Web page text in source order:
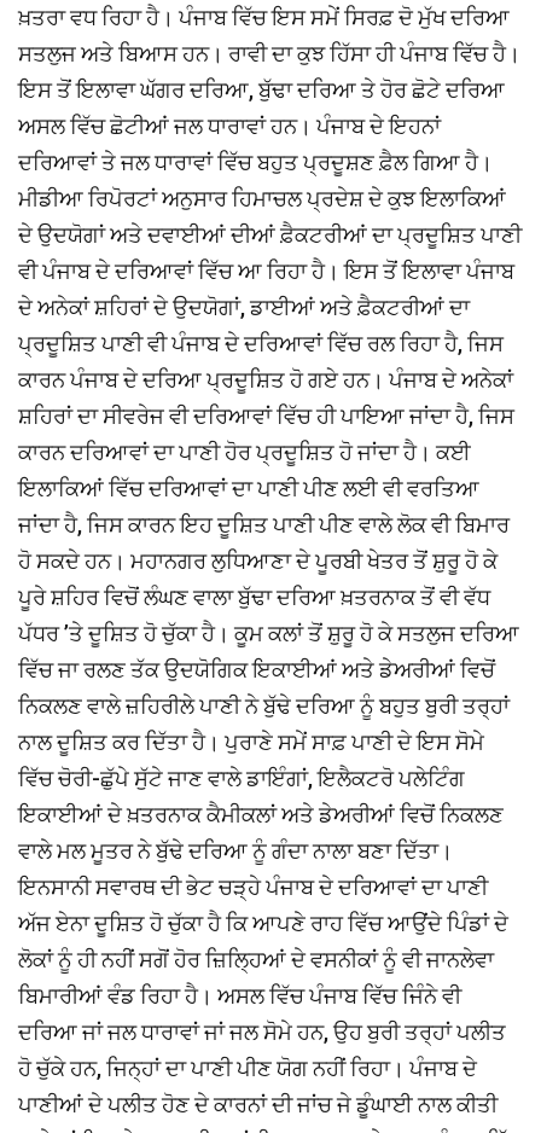
ਖ਼ਤਰਾ ਵਧ ਰਿਹਾ ਹੈ। ਪੰਜਾਬ ਵਿੱਚ ਇਸ ਸਮੇਂ ਸਿਰਫ਼ ਦੋ ਮੁੱਖ ਦਰਿਆ
ਸਤਲੁਜ ਅਤੇ ਬਿਆਸ ਹਨ। ਰਾਵੀ ਦਾ ਕੁਝ ਹਿੱਸਾ ਹੀ ਪੰਜਾਬ ਵਿੱਚ ਹੈ।
ਇਸ ਤੋਂ ਇਲਾਵਾ ਘੱਗਰ ਦਰਿਆ, ਬੁੱਢਾ ਦਰਿਆ ਤੇ ਹੋਰ ਛੋਟੇ ਦਰਿਆ
ਅਸਲ ਵਿੱਚ ਛੋਟੀਆਂ ਜਲ ਧਾਰਾਵਾਂ ਹਨ। ਪੰਜਾਬ ਦੇ ਇਹਨਾਂ
ਦਰਿਆਵਾਂ ਤੇ ਜਲ ਧਾਰਾਵਾਂ ਵਿੱਚ ਬਹੁਤ ਪ੍ਰਦੂਸ਼ਣ ਫ਼ੈਲ ਗਿਆ ਹੈ।
ਮੀਡੀਆ ਰਿਪੋਰਟਾਂ ਅਨੁਸਾਰ ਹਿਮਾਚਲ ਪ੍ਰਦੇਸ਼ ਦੇ ਕੁਝ ਇਲਾਕਿਆਂ
ਦੇ ਉਦਯੋਗਾਂ ਅਤੇ ਦਵਾਈਆਂ ਦੀਆਂ ਫ਼ੈਕਟਰੀਆਂ ਦਾ ਪ੍ਰਦੂਸ਼ਿਤ ਪਾਣੀ
ਵੀ ਪੰਜਾਬ ਦੇ ਦਰਿਆਵਾਂ ਵਿੱਚ ਆ ਰਿਹਾ ਹੈ। ਇਸ ਤੋਂ ਇਲਾਵਾ ਪੰਜਾਬ
ਦੇ ਅਨੇਕਾਂ ਸ਼ਹਿਰਾਂ ਦੇ ਉਦਯੋਗਾਂ, ਡਾਈਆਂ ਅਤੇ ਫ਼ੈਕਟਰੀਆਂ ਦਾ
ਪ੍ਰਦੂਸ਼ਿਤ ਪਾਣੀ ਵੀ ਪੰਜਾਬ ਦੇ ਦਰਿਆਵਾਂ ਵਿੱਚ ਰਲ ਰਿਹਾ ਹੈ, ਜਿਸ
ਕਾਰਨ ਪੰਜਾਬ ਦੇ ਦਰਿਆ ਪ੍ਰਦੂਸ਼ਿਤ ਹੋ ਗਏ ਹਨ। ਪੰਜਾਬ ਦੇ ਅਨੇਕਾਂ
ਸ਼ਹਿਰਾਂ ਦਾ ਸੀਵਰੇਜ ਵੀ ਦਰਿਆਵਾਂ ਵਿੱਚ ਹੀ ਪਾਇਆ ਜਾਂਦਾ ਹੈ, ਜਿਸ
ਕਾਰਨ ਦਰਿਆਵਾਂ ਦਾ ਪਾਣੀ ਹੋਰ ਪ੍ਰਦੂਸ਼ਿਤ ਹੋ ਜਾਂਦਾ ਹੈ। ਕਈ
ਇਲਾਕਿਆਂ ਵਿੱਚ ਦਰਿਆਵਾਂ ਦਾ ਪਾਣੀ ਪੀਣ ਲਈ ਵੀ ਵਰਤਿਆ
ਜਾਂਦਾ ਹੈ, ਜਿਸ ਕਾਰਨ ਇਹ ਦੂਸ਼ਿਤ ਪਾਣੀ ਪੀਣ ਵਾਲੇ ਲੋਕ ਵੀ ਬਿਮਾਰ
ਹੋ ਸਕਦੇ ਹਨ। ਮਹਾਨਗਰ ਲੁਧਿਆਣਾ ਦੇ ਪੂਰਬੀ ਖੇਤਰ ਤੋਂ ਸ਼ੁਰੂ ਹੋ ਕੇ
ਪੂਰੇ ਸ਼ਹਿਰ ਵਿਚੋਂ ਲੰਘਣ ਵਾਲਾ ਬੁੱਢਾ ਦਰਿਆ ਖ਼ਤਰਨਾਕ ਤੋਂ ਵੀ ਵੱਧ
ਪੱਧਰ ’ਤੇ ਦੂਸ਼ਿਤ ਹੋ ਚੁੱਕਾ ਹੈ। ਕੂਮ ਕਲਾਂ ਤੋਂ ਸ਼ੁਰੂ ਹੋ ਕੇ ਸਤਲੁਜ ਦਰਿਆ
ਵਿੱਚ ਜਾ ਰਲਣ ਤੱਕ ਉਦਯੋਗਿਕ ਇਕਾਈਆਂ ਅਤੇ ਡੇਅਰੀਆਂ ਵਿਚੋਂ
ਨਿਕਲਣ ਵਾਲੇ ਜ਼ਹਿਰੀਲੇ ਪਾਣੀ ਨੇ ਬੁੱਢੇ ਦਰਿਆ ਨੂੰ ਬਹੁਤ ਬੁਰੀ ਤਰ੍ਹਾਂ
ਨਾਲ ਦੂਸ਼ਿਤ ਕਰ ਦਿੱਤਾ ਹੈ। ਪੁਰਾਣੇ ਸਮੇਂ ਸਾਫ਼ ਪਾਣੀ ਦੇ ਇਸ ਸੋਮੇ
ਵਿੱਚ ਚੋਰੀ-ਛੁੱਪੇ ਸੁੱਟੇ ਜਾਣ ਵਾਲੇ ਡਾਇੰਗਾਂ, ਇਲੈਕਟਰੋ ਪਲੇਟਿੰਗ
ਇਕਾਈਆਂ ਦੇ ਖ਼ਤਰਨਾਕ ਕੈਮੀਕਲਾਂ ਅਤੇ ਡੇਅਰੀਆਂ ਵਿਚੋਂ ਨਿਕਲਣ
ਵਾਲੇ ਮਲ ਮੂਤਰ ਨੇ ਬੁੱਢੇ ਦਰਿਆ ਨੂੰ ਗੰਦਾ ਨਾਲਾ ਬਣਾ ਦਿੱਤਾ।
ਇਨਸਾਨੀ ਸਵਾਰਥ ਦੀ ਭੇਟ ਚੜ੍ਹੇ ਪੰਜਾਬ ਦੇ ਦਰਿਆਵਾਂ ਦਾ ਪਾਣੀ
ਅੱਜ ਏਨਾ ਦੂਸ਼ਿਤ ਹੋ ਚੁੱਕਾ ਹੈ ਕਿ ਆਪਣੇ ਰਾਹ ਵਿੱਚ ਆਉਂਦੇ ਪਿੰਡਾਂ ਦੇ
ਲੋਕਾਂ ਨੂੰ ਹੀ ਨਹੀਂ ਸਗੋਂ ਹੋਰ ਜ਼ਿਲ੍ਹਿਆਂ ਦੇ ਵਸਨੀਕਾਂ ਨੂੰ ਵੀ ਜਾਨਲੇਵਾ
ਬਿਮਾਰੀਆਂ ਵੰਡ ਰਿਹਾ ਹੈ। ਅਸਲ ਵਿੱਚ ਪੰਜਾਬ ਵਿੱਚ ਜਿੰਨੇ ਵੀ
ਦਰਿਆ ਜਾਂ ਜਲ ਧਾਰਾਵਾਂ ਜਾਂ ਜਲ ਸੋਮੇ ਹਨ, ਉਹ ਬੁਰੀ ਤਰ੍ਹਾਂ ਪਲੀਤ
ਹੋ ਚੁੱਕੇ ਹਨ, ਜਿਨ੍ਹਾਂ ਦਾ ਪਾਣੀ ਪੀਣ ਯੋਗ ਨਹੀਂ ਰਿਹਾ। ਪੰਜਾਬ ਦੇ
ਪਾਣੀਆਂ ਦੇ ਪਲੀਤ ਹੋਣ ਦੇ ਕਾਰਨਾਂ ਦੀ ਜਾਂਚ ਜੇ ਡੂੰਘਾਈ ਨਾਲ ਕੀਤੀ